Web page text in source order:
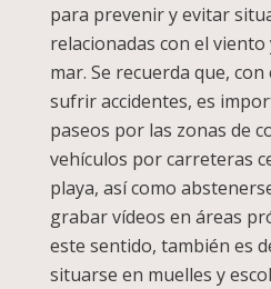
para prevenir y evitar
relacionadas con el viento
mar. Se recuerda que,
sufrir accidentes, es
paseos por las zonas de
vehículos por carreteras
playa, así como
grabar vídeos en áreas
este sentido, también es
situarse en muelles y